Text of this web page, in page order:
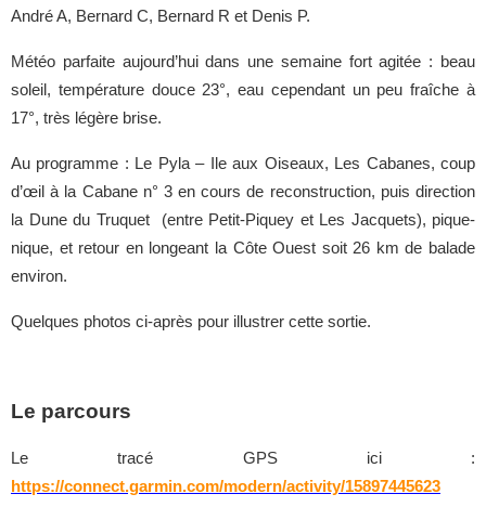
André A, Bernard C, Bernard R et Denis P.
Météo parfaite aujourd’hui dans une semaine fort agitée : beau
soleil, température douce 23°, eau cependant un peu fraîche à
17°, très légère brise.
Au programme : Le Pyla – Ile aux Oiseaux, Les Cabanes, coup
d’œil à la Cabane n° 3 en cours de reconstruction, puis direction
la Dune du Truquet (entre Petit-Piquey et Les Jacquets), pique-
nique, et retour en longeant la Côte Ouest soit 26 km de balade
environ.
Quelques photos ci-après pour illustrer cette sortie.
Le parcours
Le tracé GPS ici :
https://connect.garmin.com/modern/activity/15897445623